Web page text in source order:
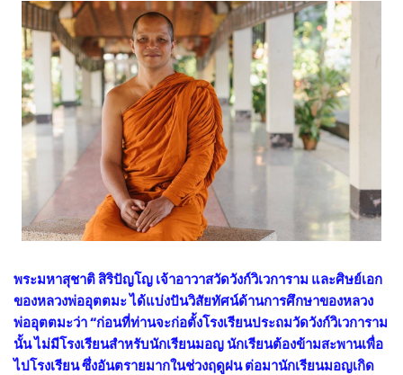
พระมหาสุชาติ สิริปัญโญ เจ้าอาวาสวัดวังก์วิเวการาม และศิษย์เอก
ของหลวงพ่ออุตตมะ ได้แบ่งปันวิสัยทัศน์ด้านการศึกษาของหลวง
พ่ออุตตมะว่า “ก่อนที่ท่านจะก่อตั้งโรงเรียนประถมวัดวังก์วิเวการาม
นั้น ไม่มีโรงเรียนสำหรับนักเรียนมอญ นักเรียนต้องข้ามสะพานเพื่อ
ไปโรงเรียน ซึ่งอันตรายมากในช่วงฤดูฝน ต่อมานักเรียนมอญเกิด